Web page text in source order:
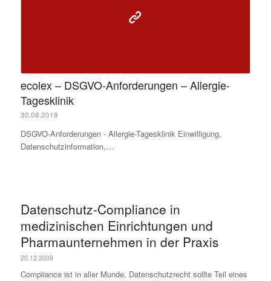
ecolex – DSGVO-Anforderungen – Allergie-
Tagesklinik
30.08.2019
DSGVO-Anforderungen - Allergie-Tagesklinik Einwilligung,
Datenschutzinformation,…
Datenschutz-Compliance in
medizinischen Einrichtungen und
Pharmaunternehmen in der Praxis
20.12.2009
Compliance ist in aller Munde, Datenschutzrecht sollte Teil eines